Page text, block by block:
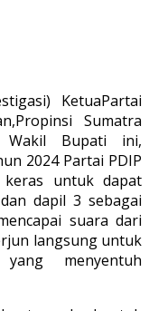
KetuaPartai
Sumatra
Wakil Bupati ini,
2024 Partai PDIP
untuk dapat
dapil 3 sebagai
suara dari
langsung untuk
menyentuh